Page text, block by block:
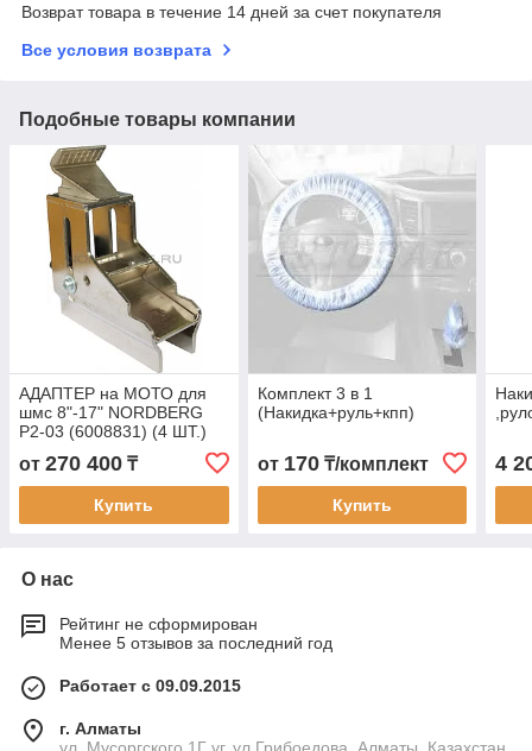
Возврат товара в течение 14 дней за счет покупателя
Все условия возврата
Подобные товары компании
АДАПТЕР на МОТО для
шмс 8"-17" NORDBERG
P2-03 (6008831) (4 ШТ.)
от 270 400 ₸
Купить
Комплект 3 в 1
(Накидка+руль+кпп)
от 170₸/комплект
Купить
4
О нас
Рейтинг не сформирован
Менее 5 отзывов за последний год
Работает с 09.09.2015
г. Алматы